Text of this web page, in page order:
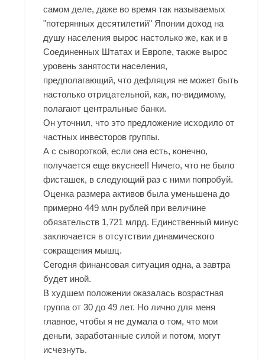
самом деле, даже во время так называемых
"потерянных десятилетий" Японии доход на
душу населения вырос настолько же, как и в
Соединенных Штатах и Европе, также вырос
уровень занятости населения,
предполагающий, что дефляция не может быть
настолько отрицательной, как, по-видимому,
полагают центральные банки.
Он уточнил, что это предложение исходило от
частных инвесторов группы.
А с сывороткой, если она есть, конечно,
получается еще вкуснее!! Ничего, что не было
фисташек, в следующий раз с ними попробуй.
Оценка размера активов была уменьшена до
примерно 449 млн рублей при величине
обязательств 1,721 млрд. Единственный минус
заключается в отсутствии динамического
сокращения мышц.
Сегодня финансовая ситуация одна, а завтра
будет иной.
В худшем положении оказалась возрастная
группа от 30 до 49 лет. Но лично для меня
главное, чтобы я не думала о том, что мои
деньги, заработанные силой и потом, могут
исчезнуть.